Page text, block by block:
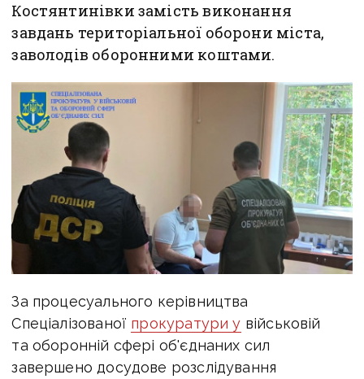
Костянтинівки замість виконання
завдань територіальної оборони міста,
заволодів оборонними коштами.
За процесуального керівництва
Спеціалізованої прокуратури у військовій
та оборонній сфері об'єднаних сил
завершено досудове розслідування